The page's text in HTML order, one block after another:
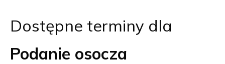
Dostępne terminy dla
Podanie osocza